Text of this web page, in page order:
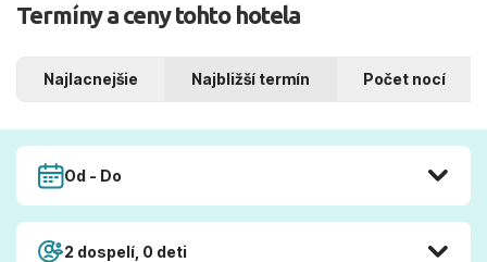
Termíny a ceny tohto hotela
Najlacnejšie Najbližší termín Počet nocí
Od - Do
2 dospelí, 0 deti